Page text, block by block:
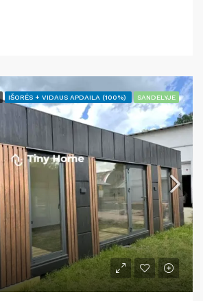
IŠORĖS + VIDAUS APDAILA (100%) SANDELYJE